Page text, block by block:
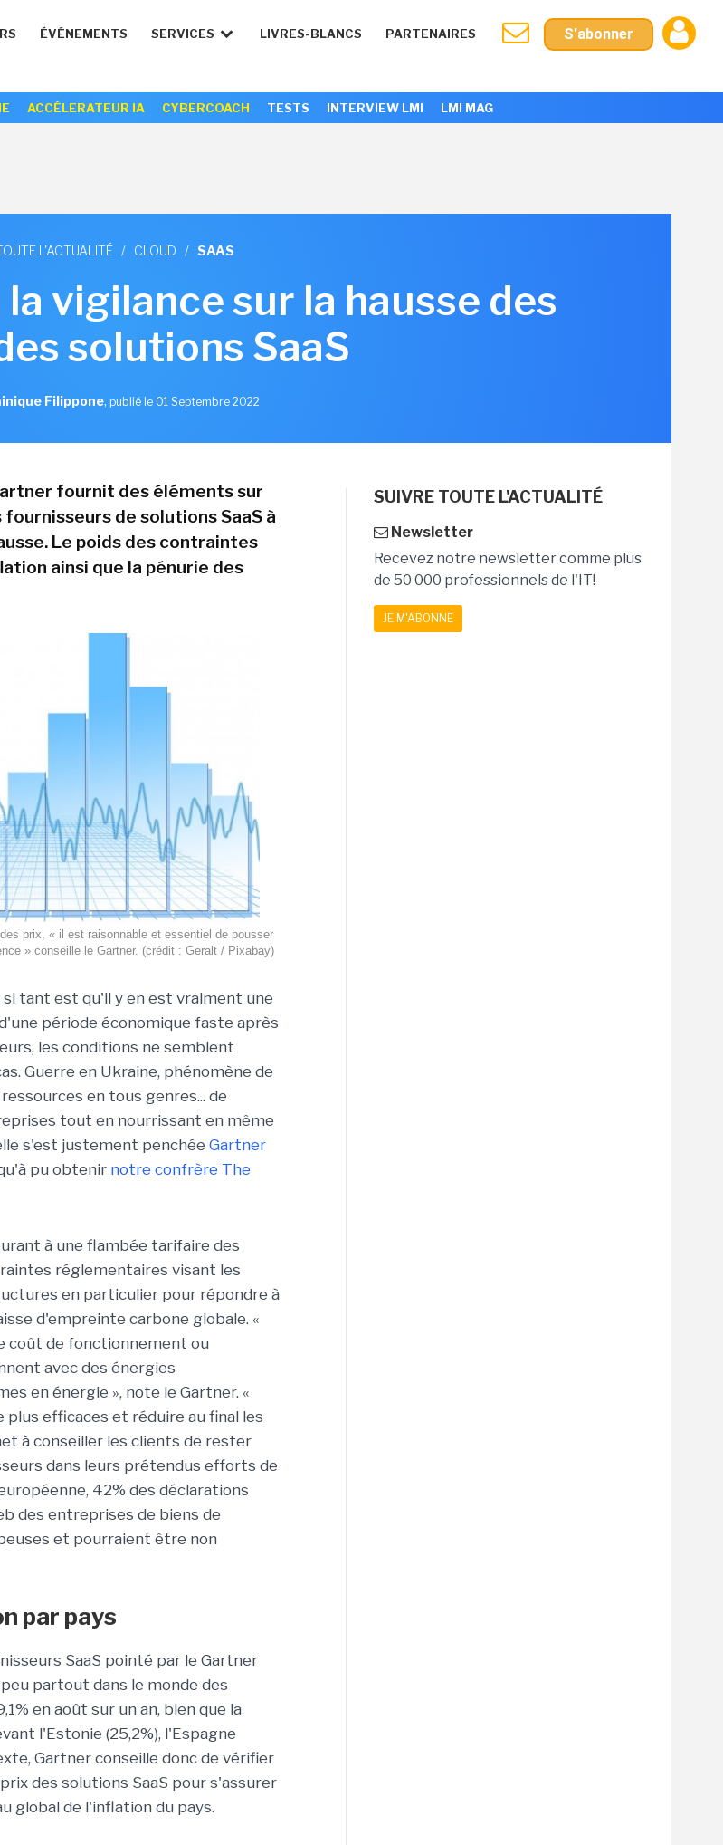
ÉVÉNEMENTS SERVICES LIVRES-BLANCS PARTENAIRES S'abonner
ACCÉLERATEUR IA CYBERCOACH TESTS INTERVIEW LMI LMI MAG
L'ACTUALITÉ / CLOUD / SAAS
vigilance sur la hausse des
solutions SaaS
Filippone, publié le 01 Septembre 2022
fournit des éléments sur
de solutions SaaS à
Le poids des contraintes
ainsi que la pénurie des
prix, « il est raisonnable et essentiel de pousser
» conseille le Gartner. (crédit : Geralt / Pixabay)
tant est qu'il y en est vraiment une
période économique faste après
les conditions ne semblent
Guerre en Ukraine, phénomène de
en tous genres... de
tout en nourrissant en même
s'est justement penchée Gartner
pu obtenir notre confrère The
à une flambée tarifaire des
réglementaires visant les
en particulier pour répondre à
d'empreinte carbone globale. «
coût de fonctionnement ou
avec des énergies
en énergie », note le Gartner. «
efficaces et réduire au final les
à conseiller les clients de rester
dans leurs prétendus efforts de
42% des déclarations
des entreprises de biens de
et pourraient être non
par pays
SaaS pointé par le Gartner
partout dans le monde des
en août sur un an, bien que la
l'Estonie (25,2%), l'Espagne
Gartner conseille donc de vérifier
des solutions SaaS pour s'assurer
global de l'inflation du pays.
SUIVRE TOUTE L'ACTUALITÉ
Newsletter
Recevez notre newsletter comme plus
de 50 000 professionnels de l'IT!
JE M'ABONNE